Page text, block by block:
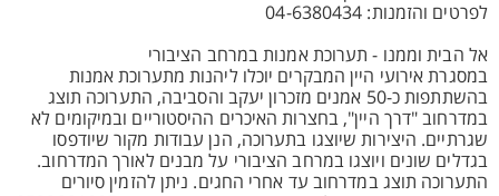
לפרטים והזמנות: 04-6380434
אל הבית וממנו - תערוכת אמנות במרחב הציבורי
במסגרת אירועי היין המבקרים יוכלו ליהנות מתערוכת אמנות
בהשתתפות כ-50 אמנים מזכרון יעקב והסביבה, התערוכה תוצג
במדרחוב "דרך היין", בחצרות האיכרים ההיסטוריים ובמיקומים לא
שגרתיים. היצירות שיוצגו בתערוכה, הנן עבודות מקור שיודפסו
בגדלים שונים ויוצגו במרחב הציבורי על מבנים לאורך המדרחוב.
התערוכה תוצג במדרחוב עד אחרי החגים. ניתן להזמין סיורים